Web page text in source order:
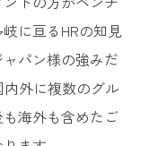
に亘るHRの知見
パン様の強みだ
外に複数のグル
海外も含めたご